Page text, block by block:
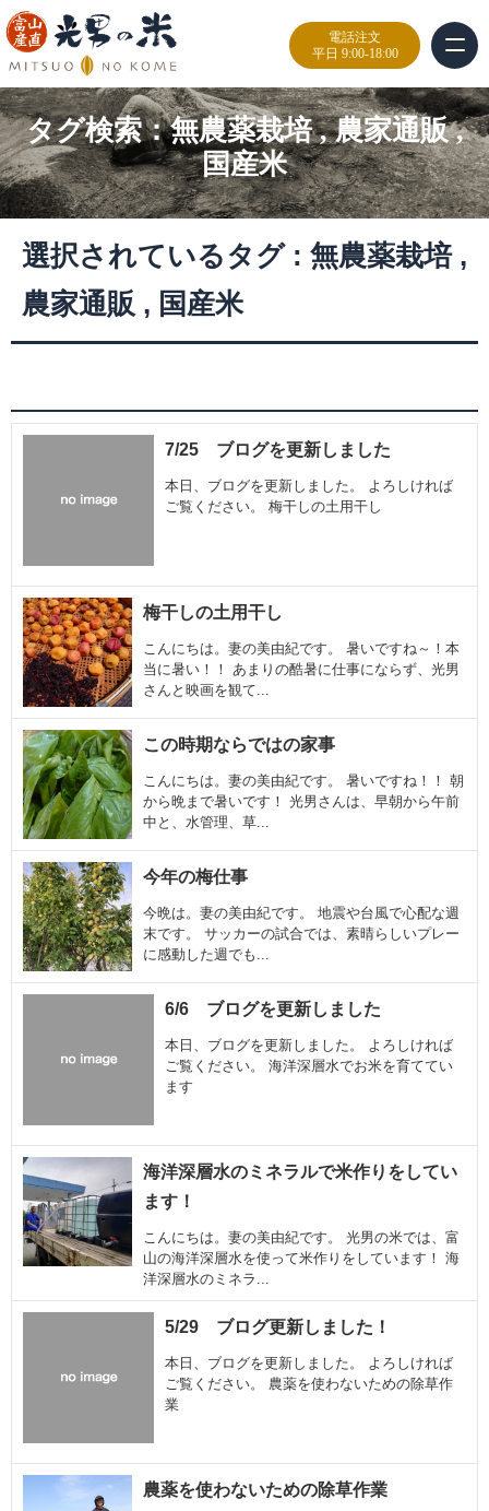
電話注文
平日 9:00-18:00
タグ検索：無農薬栽培,農家通販,
国産米
選択されているタグ : 無農薬栽培,
農家通販 , 国産米
7/25 ブログを更新しました
本日、ブログを更新しました。 よろしければ
ご覧ください。 梅干しの土用干し
梅干しの土用干し
こんにちは。妻の美由紀です。 暑いですね～！本
当に暑い！！ あまりの酷暑に仕事にならず、光男
さんと映画を観て...
この時期ならではの家事
こんにちは。妻の美由紀です。 暑いですね！！ 朝
から晩まで暑いです！ 光男さんは、早朝から午前
中と、水管理、草...
今年の梅仕事
今晩は。妻の美由紀です。 地震や台風で心配な週
末です。 サッカーの試合では、素晴らしいプレー
に感動した週でも...
6/6 ブログを更新しました
本日、ブログを更新しました。 よろしければ
ご覧ください。 海洋深層水でお米を育ててい
ます
海洋深層水のミネラルで米作りをしてい
ます！
こんにちは。妻の美由紀です。 光男の米では、富
山の海洋深層水を使って米作りをしています！ 海
洋深層水のミネラ...
5/29 ブログ更新しました！
本日、ブログを更新しました。 よろしければ
ご覧ください。 農薬を使わないための除草作
業
農薬を使わないための除草作業